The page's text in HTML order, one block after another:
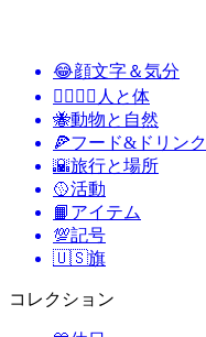
😂顔文字＆気分
👩‍❤️‍💋‍👨 人と体
🐝動物と自然
🍕フード&ドリンク
🌇旅行と場所
🥎活動
📙 アイテム
💯記号
🇺🇸旗
コレクション